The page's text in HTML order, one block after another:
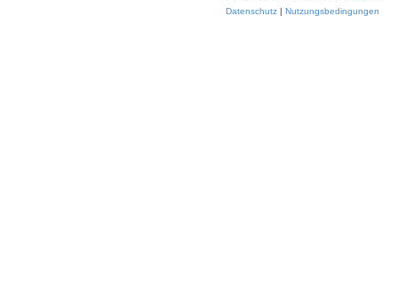
Datenschutz | Nutzungsbedingungen